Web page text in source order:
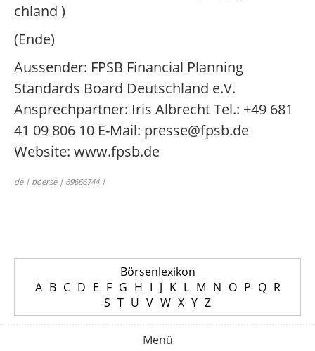
chland )
(Ende)
Aussender: FPSB Financial Planning
Standards Board Deutschland e.V.
Ansprechpartner: Iris Albrecht Tel.: +49 681
41 09 806 10 E-Mail: presse@fpsb.de
Website: www.fpsb.de
de | boerse | 69666744 |
Börsenlexikon
A B C D E F G H I J K L M N O P Q R
S T U V W X Y Z
Menü